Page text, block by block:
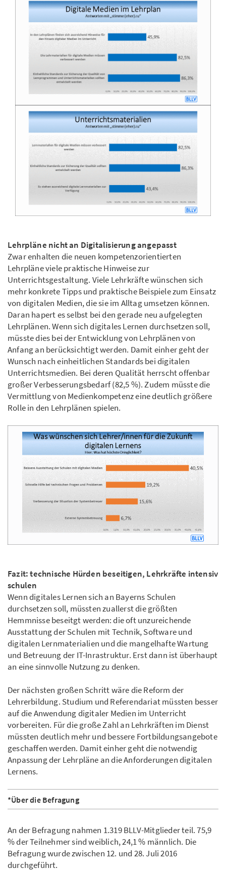
Lehrpläne nicht an Digitalisierung angepasst
Zwar enhalten die neuen kompetenzorientierten
Lehrpläne viele praktische Hinweise zur
Unterrichtsgestaltung. Viele Lehrkräfte wünschen sich
mehr konkrete Tipps und praktische Beispiele zum Einsatz
von digitalen Medien, die sie im Alltag umsetzen können.
Daran hapert es selbst bei den gerade neu aufgelegten
Lehrplänen. Wenn sich digitales Lernen durchsetzen soll,
müsste dies bei der Entwicklung von Lehrplänen von
Anfang an berücksichtigt werden. Damit einher geht der
Wunsch nach einheitlichen Standards bei digitalen
Unterrichtsmedien. Bei deren Qualität herrscht offenbar
großer Verbesserungsbedarf (82,5 %). Zudem müsste die
Vermittlung von Medienkompetenz eine deutlich größere
Rolle in den Lehrplänen spielen.
Fazit: technische Hürden beseitigen, Lehrkräfte intensiv
schulen
Wenn digitales Lernen sich an Bayerns Schulen
durchsetzen soll, müssten zuallerst die größten
Hemmnisse beseitgt werden: die oft unzureichende
Ausstattung der Schulen mit Technik, Software und
digitalen Lernmaterialien und die mangelhafte Wartung
und Betreuung der IT-Inrastruktur. Erst dann ist überhaupt
an eine sinnvolle Nutzung zu denken.
Der nächsten großen Schritt wäre die Reform der
Lehrerbildung. Studium und Referendariat müssten besser
auf die Anwendung digitaler Medien im Unterricht
vorbereiten. Für die große Zahl an Lehrkräften im Dienst
müssten deutlich mehr und bessere Fortbildungsangebote
geschaffen werden. Damit einher geht die notwendig
Anpassung der Lehrpläne an die Anforderungen digitalen
Lernens.
*Über die Befragung
An der Befragung nahmen 1.319 BLLV-Mitglieder teil. 75,9
% der Teilnehmer sind weiblich, 24,1 % männlich. Die
Befragung wurde zwischen 12. und 28. Juli 2016
durchgeführt.